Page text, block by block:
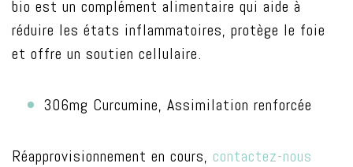
bio est un complément alimentaire qui aide à
réduire les états inflammatoires, protège le foie
et offre un soutien cellulaire.
306mg Curcumine, Assimilation renforcée
Réapprovisionnement en cours, contactez-nous